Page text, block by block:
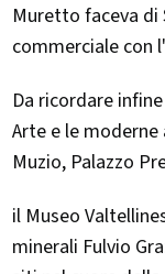
Muretto faceva
commerciale con
Da ricordare
Arte e le
Muzio, Palazzo
il Museo
minerali Fulvio